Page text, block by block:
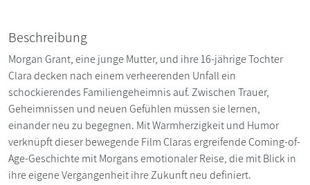
Beschreibung
Morgan Grant, eine junge Mutter, und ihre 16-jährige Tochter
Clara decken nach einem verheerenden Unfall ein
schockierendes Familiengeheimnis auf. Zwischen Trauer,
Geheimnissen und neuen Gefühlen müssen sie lernen,
einander neu zu begegnen. Mit Warmherzigkeit und Humor
verknüpft dieser bewegende Film Claras ergreifende Coming-of-
Age-Geschichte mit Morgans emotionaler Reise, die mit Blick in
ihre eigene Vergangenheit ihre Zukunft neu definiert.